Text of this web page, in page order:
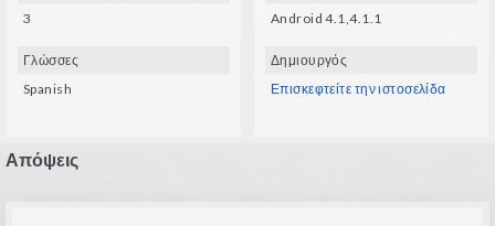
3
Γλώσσες
Spanish
Android 4.1,4.1.1
Δημιουργός
Επισκεφτείτε την ιστοσελίδα
Απόψεις